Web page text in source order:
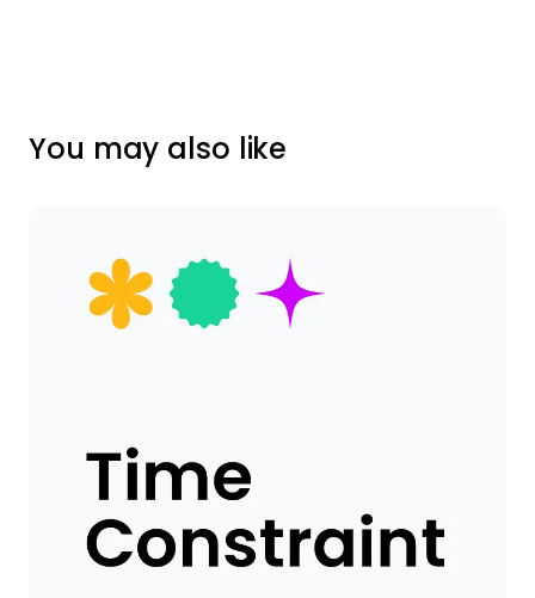
You may also like